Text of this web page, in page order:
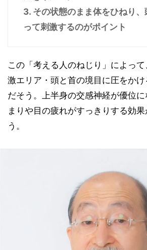
3. その状態のまま体をひねり
って刺激するのがポイント
この「考える人のねじり」によっ
激エリア・頭と首の境目に圧をか
だそう。上半身の交感神経が優位
まりや目の疲れがすっきりする効
う。